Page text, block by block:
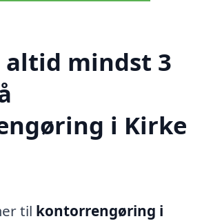
mindst 3
i Kirke
til kontorrengøring i